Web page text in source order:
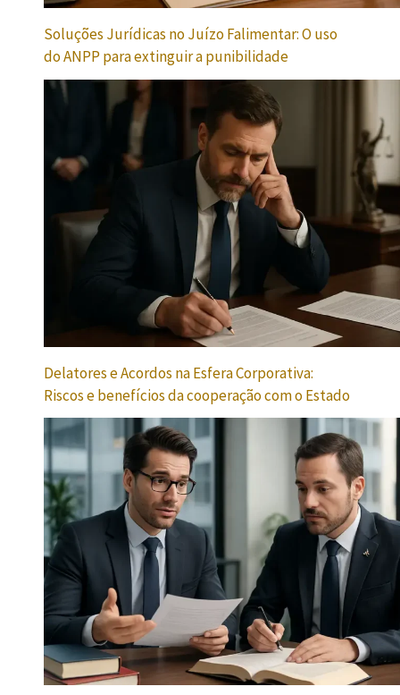
Soluções Jurídicas no Juízo Falimentar: O uso
do ANPP para extinguir a punibilidade
Delatores e Acordos na Esfera Corporativa:
Riscos e benefícios da cooperação com o Estado